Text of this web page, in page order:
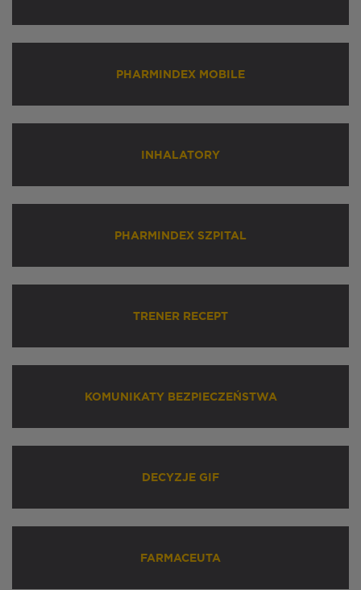
PHARMINDEX MOBILE
INHALATORY
PHARMINDEX SZPITAL
TRENER RECEPT
KOMUNIKATY BEZPIECZEŃSTWA
DECYZJE GIF
FARMACEUTA